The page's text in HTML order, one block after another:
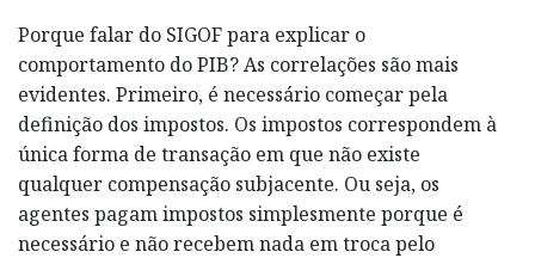
Porque falar do SIGOF para explicar o
comportamento do PIB? As correlações são mais
evidentes. Primeiro, é necessário começar pela
definição dos impostos. Os impostos correspondem à
única forma de transação em que não existe
qualquer compensação subjacente. Ou seja, os
agentes pagam impostos simplesmente porque é
necessário e não recebem nada em troca pelo